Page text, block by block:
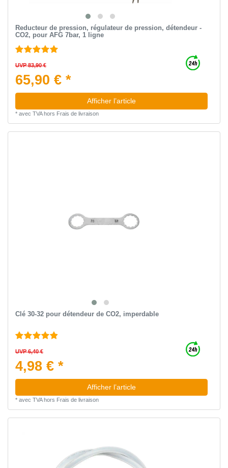
Reducteur de pression, régulateur de pression, détendeur -
CO2, pour AFG 7bar, 1 ligne
UVP 83,90 €
65,90 € *
Afficher l’article
* avec TVAhors Frais de livraison
Clé 30-32 pour détendeur de CO2, imperdable
UVP 6,40 €
4,98 € *
Afficher l’article
* avec TVAhors Frais de livraison